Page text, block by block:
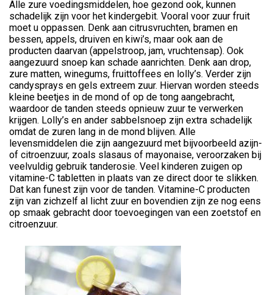
Alle zure voedingsmiddelen, hoe gezond ook, kunnen
schadelijk zijn voor het kindergebit. Vooral voor zuur fruit
moet u oppassen. Denk aan citrusvruchten, bramen en
bessen, appels, druiven en kiwi’s, maar ook aan de
producten daarvan (appelstroop, jam, vruchtensap). Ook
aangezuurd snoep kan schade aanrichten. Denk aan drop,
zure matten, winegums, fruittoffees en lolly’s. Verder zijn
candysprays en gels extreem zuur. Hiervan worden steeds
kleine beetjes in de mond of op de tong aangebracht,
waardoor de tanden steeds opnieuw zuur te verwerken
krijgen. Lolly’s en ander sabbelsnoep zijn extra schadelijk
omdat de zuren lang in de mond blijven. Alle
levensmiddelen die zijn aangezuurd met bijvoorbeeld azijn-
of citroenzuur, zoals slasaus of mayonaise, veroorzaken bij
veelvuldig gebruik tanderosie. Veel kinderen zuigen op
vitamine-C tabletten in plaats van ze direct door te slikken.
Dat kan funest zijn voor de tanden. Vitamine-C producten
zijn van zichzelf al licht zuur en bovendien zijn ze nog eens
op smaak gebracht door toevoegingen van een zoetstof en
citroenzuur.